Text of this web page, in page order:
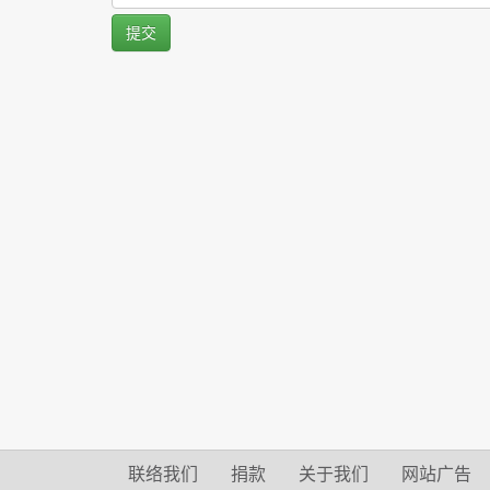
提交
联络我们 捐款 关于我们 网站广告